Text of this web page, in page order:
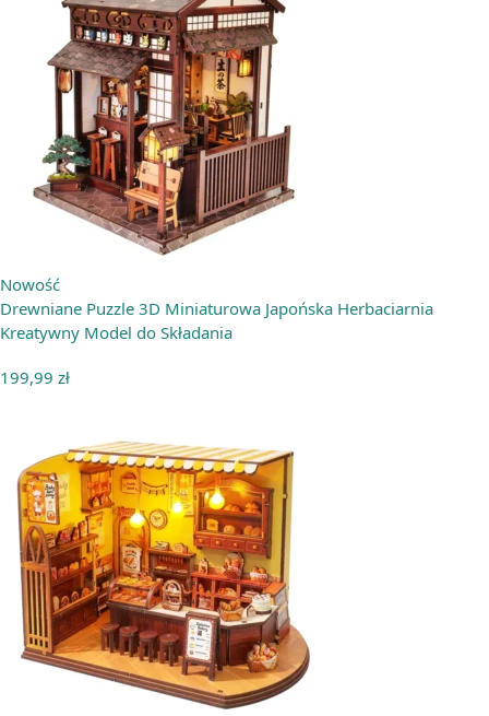
Nowość
Drewniane Puzzle 3D Miniaturowa Japońska Herbaciarnia
Kreatywny Model do Składania
199,99 zł